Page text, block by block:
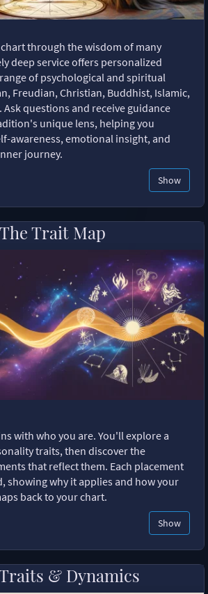
through the wisdom of many
deep service offers personalized
of psychological and spiritual
Freudian, Christian, Buddhist, Islamic,
Ask questions and receive guidance
unique lens, helping you
awareness, emotional insight, and
journey.
Show
The Trait Map
with who you are. You'll explore a
traits, then discover the
that reflect them. Each placement
showing why it applies and how your
back to your chart.
Show
& Dynamics